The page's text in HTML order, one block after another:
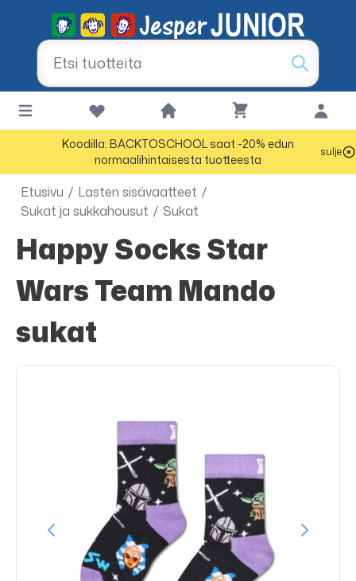
Koodilla: BACKTOSCHOOL saat -20% edun
normaalihintaisesta tuotteesta
sulje
Etusivu / Lasten sisävaatteet /
Sukat ja sukkahousut / Sukat
Happy Socks Star
Wars Team Mando
sukat